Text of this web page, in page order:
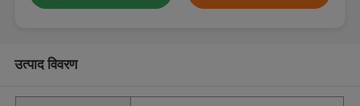
उत्पाद विवरण